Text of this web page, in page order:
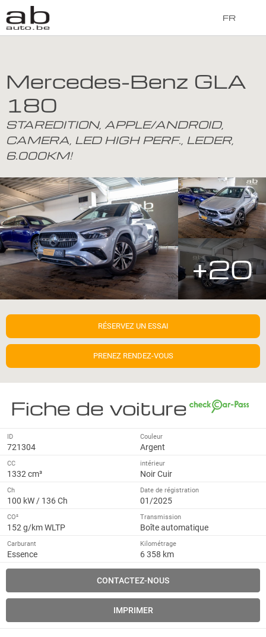
FR
Mercedes-Benz GLA
180
STAREDITION, APPLE/ANDROID,
CAMERA, LED HIGH PERF., LEDER,
6.000KM!
+20
RÉSERVEZ UN ESSAI
PRENEZ RENDEZ-VOUS
Fiche de voiture
ID
721304
CC
1332 cm³
Ch
100 kW / 136 Ch
CO²
152 g/km WLTP
Carburant
Essence
Couleur
Argent
intérieur
Noir Cuir
Date de régistration
01/2025
Transmission
Boîte automatique
Kilométrage
6 358 km
CONTACTEZ-NOUS
IMPRIMER